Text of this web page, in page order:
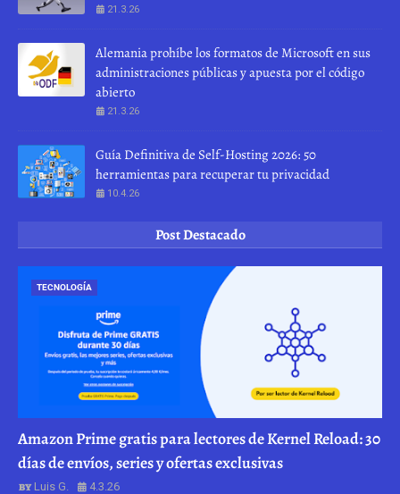
21.3.26
Alemania prohíbe los formatos de Microsoft en sus
administraciones públicas y apuesta por el código
abierto
21.3.26
Guía Definitiva de Self-Hosting 2026: 50
herramientas para recuperar tu privacidad
10.4.26
Post Destacado
TECNOLOGÍA
Amazon Prime gratis para lectores de Kernel Reload: 30
días de envíos, series y ofertas exclusivas
Luis G. 4.3.26